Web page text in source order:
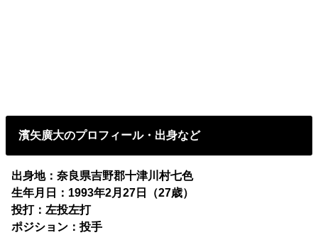
濱矢廣大のプロフィール・出身など
出身地：奈良県吉野郡十津川村七色
生年月日：1993年2月27日（27歳）
投打：左投左打
ポジション：投手